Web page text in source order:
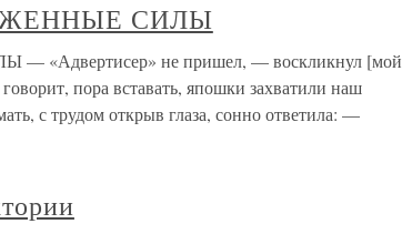
СИЛЫ
не пришел, — воскликнул [мой
пора вставать, япошки захватили наш
с трудом открыв глаза, сонно ответила: —